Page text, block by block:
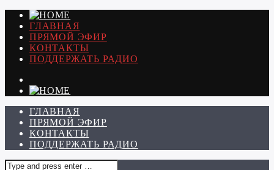
ГЛАВНАЯ
ПРЯМОЙ ЭФИР
КОНТАКТЫ
ПОДДЕРЖАТЬ РАДИО
ГЛАВНАЯ
ПРЯМОЙ ЭФИР
КОНТАКТЫ
ПОДДЕРЖАТЬ РАДИО